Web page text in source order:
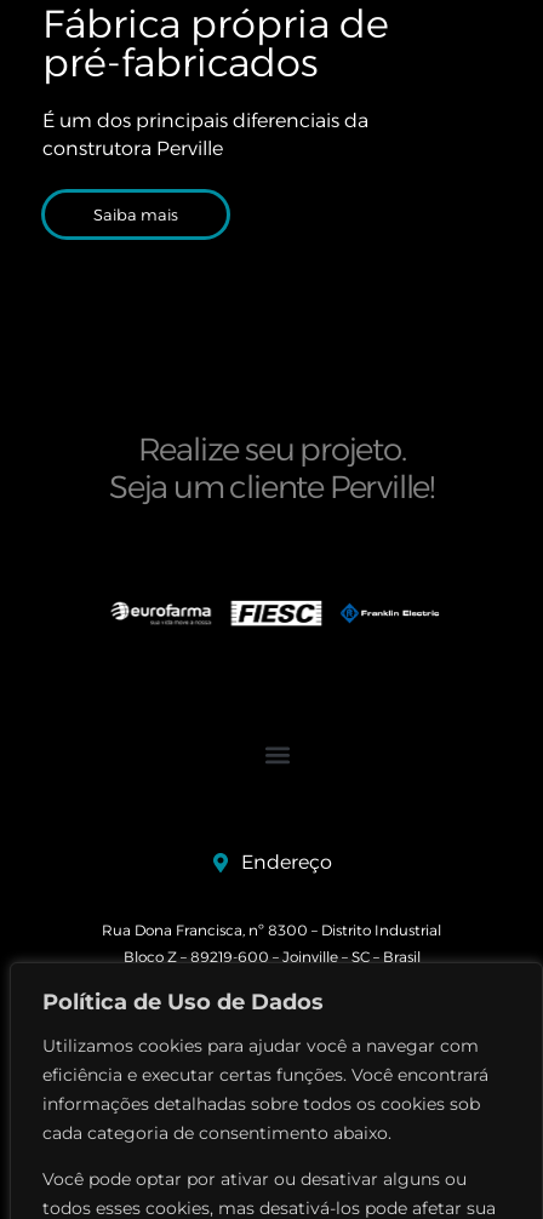
Política de Uso de Dados
Utilizamos cookies para ajudar você a navegar com
eficiência e executar certas funções. Você encontrará
informações detalhadas sobre todos os cookies sob
cada categoria de consentimento abaixo.
Você pode optar por ativar ou desativar alguns ou
todos esses cookies, mas desativá-los pode afetar sua
Fábrica própria de
pré-fabricados
É um dos principais diferenciais da
construtora Perville
Saiba mais
Realize seu projeto.
Seja um cliente Perville!
Endereço
Rua Dona Francisca, nº 8300 – Distrito Industrial
Bloco Z – 89219-600 – Joinville – SC – Brasil
+55 47 98856-4480
comercial@perville.com.br
Trabalhe conosco
Seja um fornecedor
Elogios e reclamações